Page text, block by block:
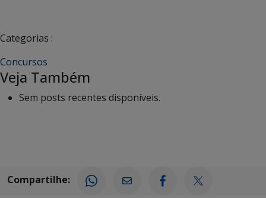
Categorias :
Concursos
Veja Também
Sem posts recentes disponíveis.
Compartilhe: